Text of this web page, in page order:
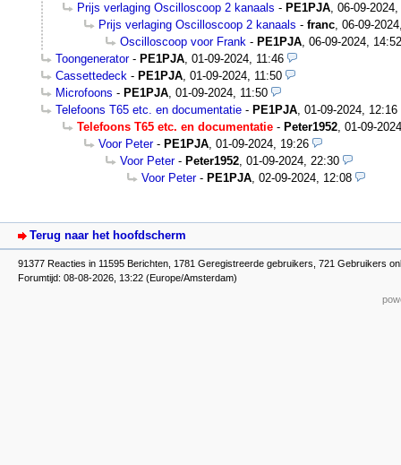
Prijs verlaging Oscilloscoop 2 kanaals - PE1PJA, 06-09-2024,
Prijs verlaging Oscilloscoop 2 kanaals - franc, 06-09-
Oscilloscoop voor Frank - PE1PJA, 06-09-2024, 14:52
Toongenerator- PE1PJA, 01-09-2024, 11:46
Cassettedeck - PE1PJA, 01-09-2024, 11:50
Microfoons - PE1PJA, 01-09-2024, 11:50
Telefoons T65 etc. en documentatie - PE1PJA, 01-09-2024, 12:16
Telefoons T65 etc. en documentatie - Peter1952, 01-09-
Voor Peter- PE1PJA, 01-09-2024, 19:26
Voor Peter- Peter1952, 01-09-2024, 22:30
Voor Peter- PE1PJA, 02-09-2024, 12:08
Terug naar het hoofdscherm
91377 Reacties in 11595 Berichten, 1781 Geregistreerde gebruikers, 721 Gebruikers
Forumtijd: 08-08-2026, 13:22 (Europe/Amsterdam)